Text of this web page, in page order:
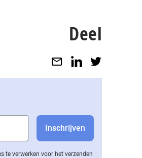
Deel
te verwerken voor het verzenden